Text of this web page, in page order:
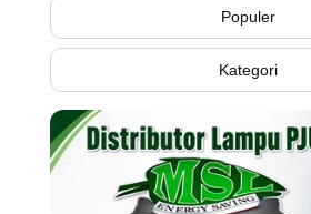
Populer
Kategori